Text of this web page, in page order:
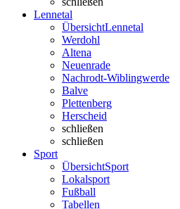
Lennetal
ÜbersichtLennetal
Werdohl
Altena
Neuenrade
Nachrodt-Wiblingwerde
Balve
Plettenberg
Herscheid
schließen
schließen
Sport
ÜbersichtSport
Lokalsport
Fußball
Tabellen